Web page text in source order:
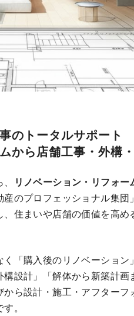
のトータルサポート
から店舗工事・外構
リノベーション・リフォー
のプロフェッショナル集団
住まいや店舗の価値を高め
「購入後のリノベーション
設計」「解体から新築計
ら設計・施工・アフターフ
。